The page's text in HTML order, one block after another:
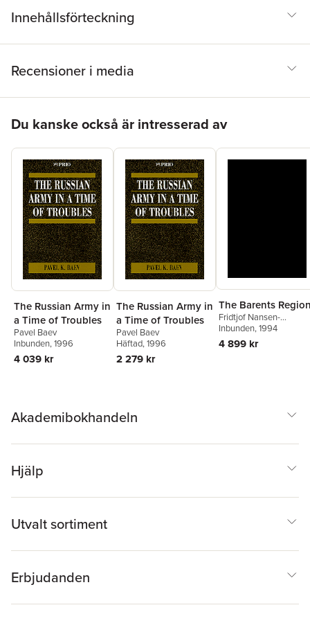
Innehållsförteckning
Recensioner i media
Du kanske också är intresserad av
The Russian Army in
a Time of Troubles
Pavel Baev
Inbunden, 1996
4 039 kr
The Russian Army in
a Time of Troubles
Pavel Baev
Häftad, 1996
2 279 kr
The Barents
Fridtjof Nansen-
Stiftelsen Pa Polhgda
Olav Schram Stokke
Ola Tunander
Inbunden, 1994
4 899 kr
Akademibokhandeln
Hjälp
Utvalt sortiment
Erbjudanden